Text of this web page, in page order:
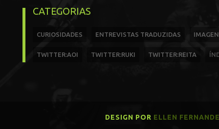
CATEGORIAS
CURIOSIDADES ENTREVISTAS TRADUZIDAS
TWITTER:AOI TWITTER:RUKI TWITTER:REITA
DESIGN POR ELLEN